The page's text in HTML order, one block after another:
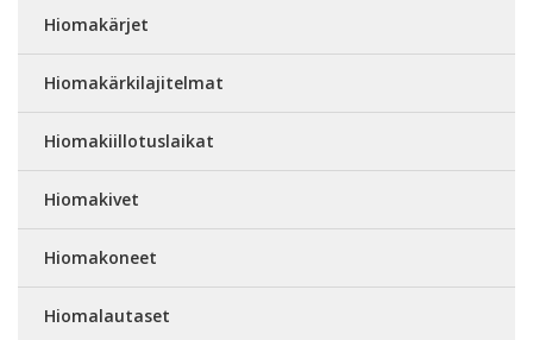
Hiomakärjet
Hiomakärkilajitelmat
Hiomakiillotuslaikat
Hiomakivet
Hiomakoneet
Hiomalautaset